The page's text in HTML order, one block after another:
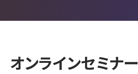
オンラインセミナー